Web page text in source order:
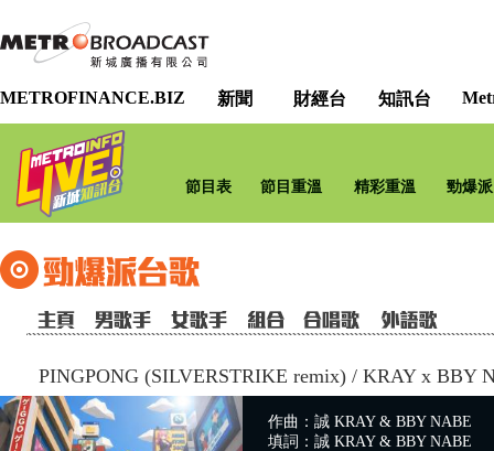
METROFINANCE.BIZ 新聞 財經台 知訊台
節目表 節目重溫 精彩重溫 勁爆
PINGPONG (SILVERSTRIKE remix) / KRAY x BBY
作曲：誠 KRAY & BBY NABE
填詞：誠 KRAY & BBY NABE